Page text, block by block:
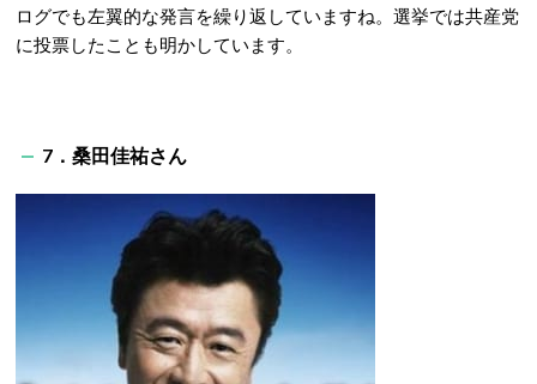
ログでも左翼的な発言を繰り返していますね。選挙では共産党
に投票したことも明かしています。
7．桑田佳祐さん